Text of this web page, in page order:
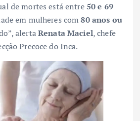
de mortes está entre50 e 69
em mulheres com80 anos ou
alertaRenata Maciel, chefe
Precoce do Inca.